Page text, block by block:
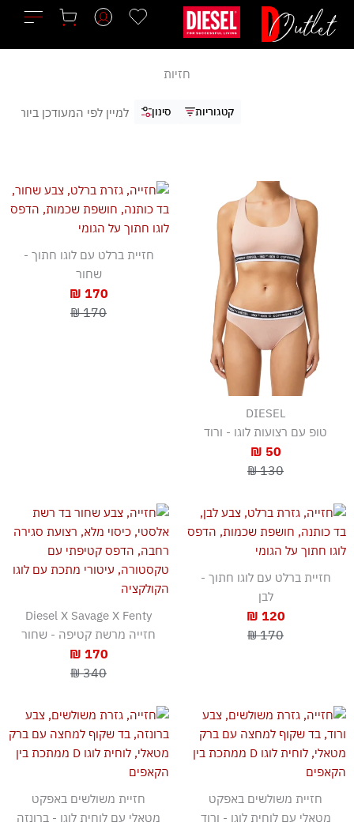
לתוכן
חזיות
סינון קטגוריות
DIESEL
טופ עם רצועות לוגו - ורוד
50 ₪
130 ₪
חזיית ברלט עם לוגו חתוך -
שחור
170 ₪
170 ₪
חזיית ברלט עם לוגו חתוך -
לבן
120 ₪
170 ₪
Diesel X Savage X Fenty
חזייה מרשת קטיפה - שחור
170 ₪
340 ₪
חזיית משולשים באפקט
מטאלי עם לוחית לוגו - ורוד
חזיית משולשים באפקט
מטאלי עם לוחית לוגו - ברונזה